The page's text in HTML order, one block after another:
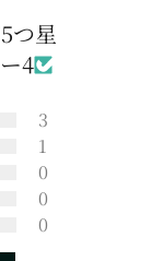
つ星
4
3
1
0
0
0